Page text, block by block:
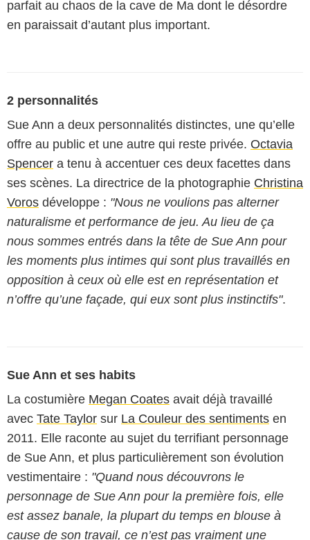
parfait au chaos de la cave de Ma dont le désordre
en paraissait d’autant plus important.
2 personnalités
Sue Ann a deux personnalités distinctes, une qu’elle
offre au public et une autre qui reste privée. Octavia
Spencer a tenu à accentuer ces deux facettes dans
ses scènes. La directrice de la photographie Christina
Voros développe : "Nous ne voulions pas alterner
naturalisme et performance de jeu. Au lieu de ça
nous sommes entrés dans la tête de Sue Ann pour
les moments plus intimes qui sont plus travaillés en
opposition à ceux où elle est en représentation et
n’offre qu’une façade, qui eux sont plus instinctifs".
Sue Ann et ses habits
La costumière Megan Coates avait déjà travaillé
avec Tate Taylor sur La Couleur des sentiments en
2011. Elle raconte au sujet du terrifiant personnage
de Sue Ann, et plus particulièrement son évolution
vestimentaire : "Quand nous découvrons le
personnage de Sue Ann pour la première fois, elle
est assez banale, la plupart du temps en blouse à
cause de son travail, ce n’est pas vraiment une